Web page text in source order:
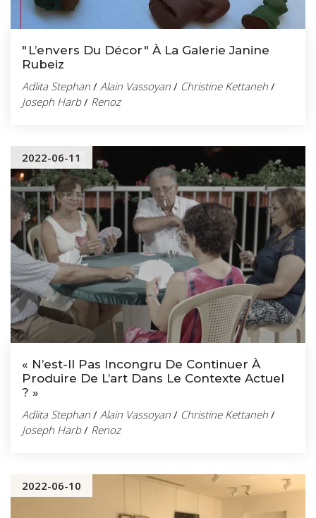
" L’envers Du Décor " À La Galerie Janine
Rubeiz
Adlita Stephan / Alain Vassoyan / Christine Kettaneh /
Joseph Harb/ Renoz
2022-06-11
« N’est-Il Pas Incongru De Continuer À
Produire De L’art Dans Le Contexte Actuel
? »
Adlita Stephan / Alain Vassoyan / Christine Kettaneh /
Joseph Harb/ Renoz
2022-06-10